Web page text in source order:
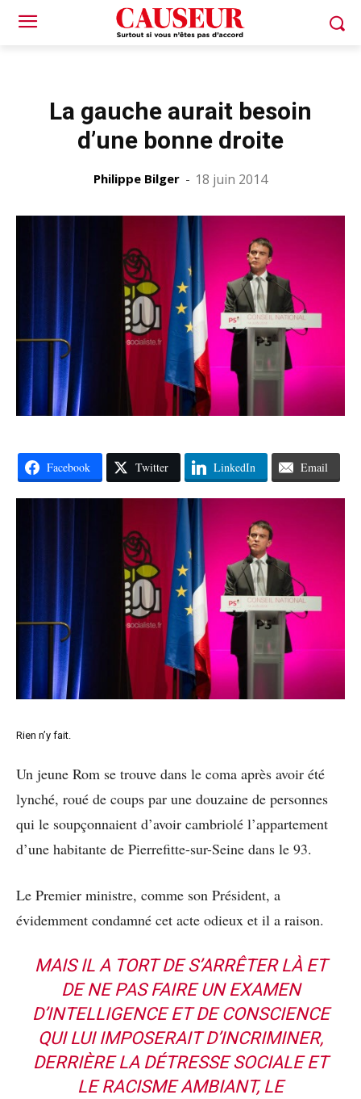
La gauche aurait besoin
d’une bonne droite
Philippe Bilger - 18 juin 2014
Facebook Twitter LinkedIn Email
Rien n’y fait.
Un jeune Rom se trouve dans le coma après avoir été
lynché, roué de coups par une douzaine de personnes
qui le soupçonnaient d’avoir cambriolé l’appartement
d’une habitante de Pierrefitte-sur-Seine dans le 93.
Le Premier ministre, comme son Président, a
évidemment condamné cet acte odieux et il a raison.
MAIS IL A TORT DE S’ARRÊTER LÀ ET
DE NE PAS FAIRE UN EXAMEN
D’INTELLIGENCE ET DE CONSCIENCE
QUI LUI IMPOSERAIT D’INCRIMINER,
DERRIÈRE LA DÉTRESSE SOCIALE ET
LE RACISME AMBIANT, LE